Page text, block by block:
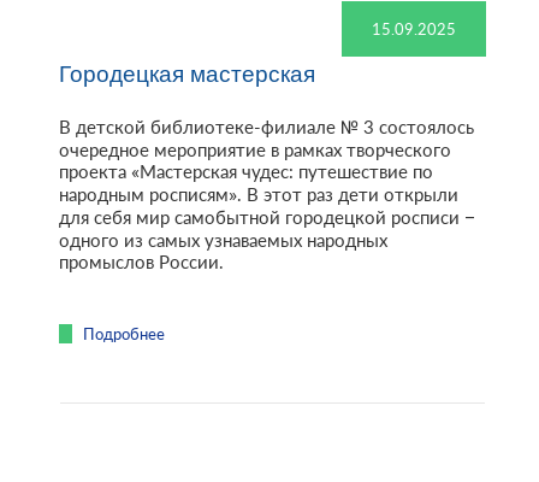
15.09.2025
Городецкая мастерская
В детской библиотеке-филиале № 3 состоялось
очередное мероприятие в рамках творческого
проекта «Мастерская чудес: путешествие по
народным росписям». В этот раз дети открыли
для себя мир самобытной городецкой росписи –
одного из самых узнаваемых народных
промыслов России.
Подробнее